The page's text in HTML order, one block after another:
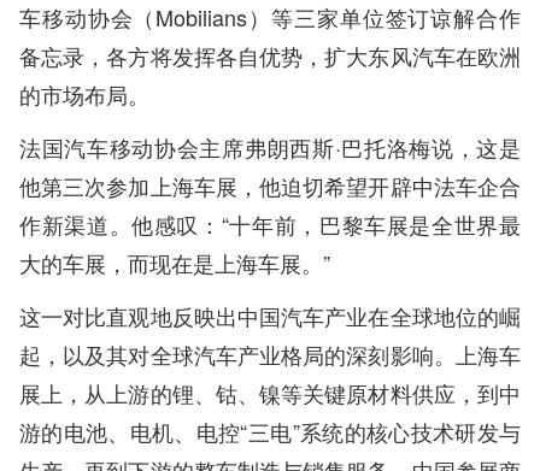
车移动协会（Mobilians）等三家单位签订谅解合作
备忘录，各方将发挥各自优势，扩大东风汽车在欧洲
的市场布局。
法国汽车移动协会主席弗朗西斯·巴托洛梅说，这是
他第三次参加上海车展，他迫切希望开辟中法车企合
作新渠道。他感叹：“十年前，巴黎车展是全世界最
大的车展，而现在是上海车展。”
这一对比直观地反映出中国汽车产业在全球地位的崛
起，以及其对全球汽车产业格局的深刻影响。上海车
展上，从上游的锂、钴、镍等关键原材料供应，到中
游的电池、电机、电控“三电”系统的核心技术研发与